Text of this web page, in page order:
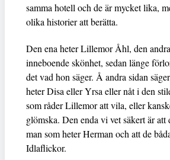
samma hotell och de är mycket lika,
olika historier att berätta.
Den ena heter Lillemor Åhl, den
inneboende skönhet, sedan länge
det vad hon säger. Å andra sidan
heter Disa eller Yrsa eller nåt i den
som råder Lillemor att vila, eller
glömska. Den enda vi vet säkert är att
man som heter Herman och att de
Idlaflickor.